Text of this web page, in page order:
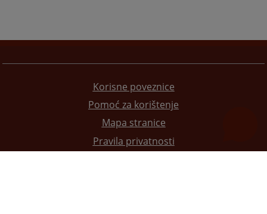
Korisne poveznice
Pomoć za korištenje
Mapa stranice
Pravila privatnosti